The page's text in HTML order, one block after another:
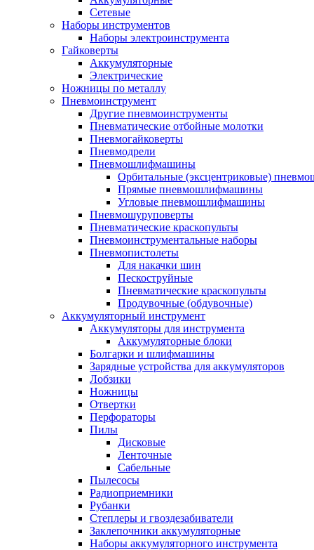
Сетевые
Наборы инструментов
Наборы электроинструмента
Гайковерты
Аккумуляторные
Электрические
Ножницы по металлу
Пневмоинструмент
Другие пневмоинструменты
Пневматические отбойные молотки
Пневмогайковерты
Пневмодрели
Пневмошлифмашины
Орбитальные (эксцентриковые)
Прямые пневмошлифмашины
Угловые пневмошлифмашины
Пневмошуруповерты
Пневматические краскопульты
Пневмоинструментальные наборы
Пневмопистолеты
Для накачки шин
Пескоструйные
Пневматические краскопульты
Продувочные (обдувочные)
Аккумуляторный инструмент
Аккумуляторы для инструмента
Аккумуляторные блоки
Болгарки и шлифмашины
Зарядные устройства для аккумуляторов
Лобзики
Ножницы
Отвертки
Перфораторы
Пилы
Дисковые
Ленточные
Сабельные
Пылесосы
Радиоприемники
Рубанки
Степлеры и гвоздезабиватели
Заклепочники аккумуляторные
Наборы аккумуляторного инструмента